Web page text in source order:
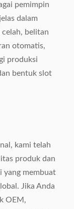
pemimpin
dalam
belitan
otomatis,
produksi
bentuk slot
kami telah
produk dan
yang membuat
Jika Anda
OEM,